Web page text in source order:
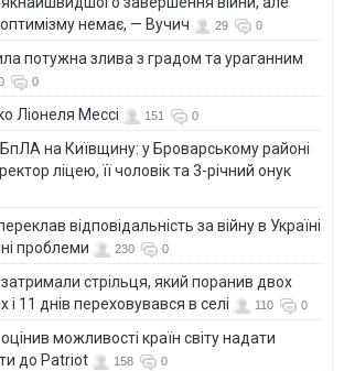
немає, — Вучич
29 0
потужна злива з градом та ураганним
0
Ліонеля Мессі 151 0
БпЛА на Київщину: у Броварському районі
ліцею, її чоловік та 3-річний онук
відповідальність за війну в Україні
проблеми
230 0
затримали стрільця, який поранив двох
і 11 днів переховувався в селі
110 0
можливості країн світу надати
до Patriot
158 0